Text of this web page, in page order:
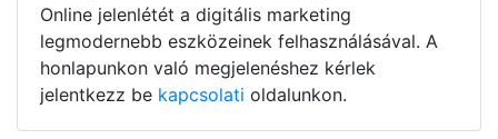
Online jelenlétét a digitális marketing
legmodernebb eszközeinek felhasználásával. A
honlapunkon való megjelenéshez kérlek
jelentkezz be kapcsolati oldalunkon.